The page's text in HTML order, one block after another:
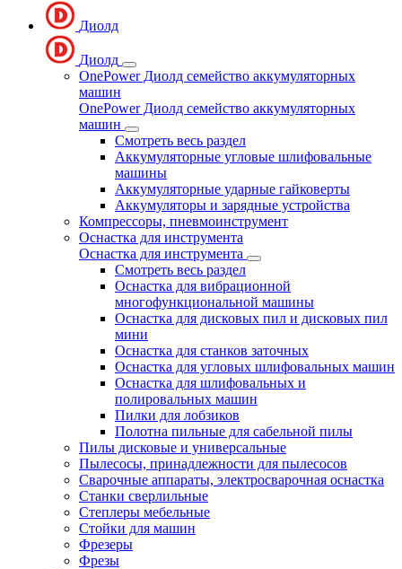
Диолд
Диолд
OnePower Диолд семейство аккумуляторных
машин
OnePower Диолд семейство аккумуляторных
машин
Смотреть весь раздел
Аккумуляторные угловые шлифовальные
машины
Аккумуляторные ударные гайковерты
Аккумуляторы и зарядные устройства
Компрессоры, пневмоинструмент
Оснастка для инструмента
Оснастка для инструмента
Смотреть весь раздел
Оснастка для вибрационной
многофункциональной машины
Оснастка для дисковых пил и дисковых пил
мини
Оснастка для станков заточных
Оснастка для угловых шлифовальных машин
Оснастка для шлифовальных и
полировальных машин
Пилки для лобзиков
Полотна пильные для сабельной пилы
Пилы дисковые и универсальные
Пылесосы, принадлежности для пылесосов
Сварочные аппараты, электросварочная оснастка
Станки сверлильные
Степлеры мебельные
Стойки для машин
Фрезеры
Фрезы